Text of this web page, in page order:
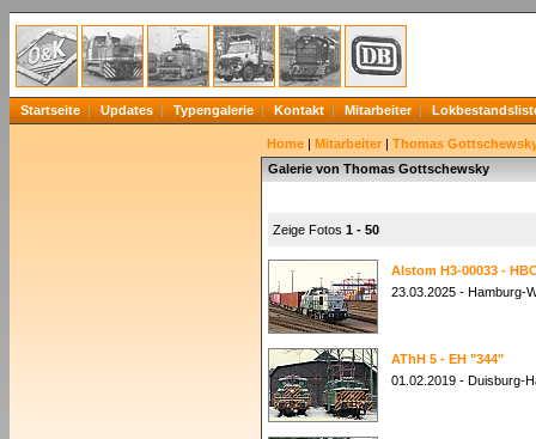
Startseite Updates Typengalerie Kontakt Mitarbeiter
Home | Mitarbeiter | Thomas
Galerie von Thomas Gottschewsky
Zeige Fotos 1 - 50
Alstom H3-00033 -
23.03.2025 - Hamburg-
AThH 5 - EH "344"
01.02.2019 - Duisburg-